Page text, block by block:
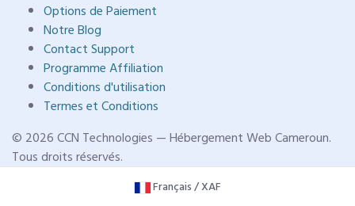
Options de Paiement
Notre Blog
Contact Support
Programme Affiliation
Conditions d'utilisation
Termes et Conditions
© 2026 CCN Technologies — Hébergement Web Cameroun.
Tous droits réservés.
Français / XAF